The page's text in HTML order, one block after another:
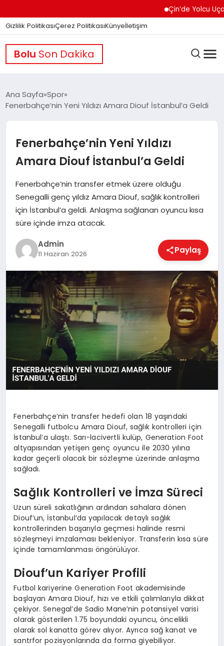
Çin’de Yolcu
Gizlilik PolitikasıÇerez PolitikasıKünyeİletişim
Bolu Son Dakika
GÜNDEM
DÜNYA
EĞITIM
EKONOMI
SAĞLIK
TEKNOLOJI
Ana Sayfa Spor
Fenerbahçe’nin Yeni Yıldızı Amara Diouf İstanbul’a Geldi
Fenerbahçe’nin Yeni Yıldızı
Amara Diouf İstanbul’a Geldi
Fenerbahçe’nin transfer etmek üzere olduğu
Senegalli genç yıldız Amara Diouf, sağlık kontrolleri
için İstanbul’a geldi. Anlaşma sağlanan oyuncu kısa
süre içinde imza atacak.
Admin
11 Haziran 2026 Paylaş
Fenerbahçe’nin transfer hedefi olan 18 yaşındaki
Senegalli futbolcu Amara Diouf, sağlık kontrolleri için
İstanbul’a ulaştı. Sarı-lacivertli kulüp, Generation Foot
altyapısından yetişen genç oyuncu ile 2030 yılına
kadar geçerli olacak bir sözleşme üzerinde anlaşma
sağladı.
Sağlık Kontrolleri ve İmza Süreci
Uzun süreli sakatlığının ardından sahalara dönen
Diouf’un, İstanbul’da yapılacak detaylı sağlık
kontrollerinden başarıyla geçmesi halinde resmi
sözleşmeyi imzalaması bekleniyor. Transferin kısa süre
içinde tamamlanması öngörülüyor.
Diouf’un Kariyer Profili
Futbol kariyerine Generation Foot akademisinde
başlayan Amara Diouf, hızı ve etkili çalımlarıyla dikkat
çekiyor. Senegal’de Sadio Mane’nin potansiyel varisi
olarak gösterilen 1.75 boyundaki oyuncu, öncelikli
olarak sol kanatta görev alıyor. Ayrıca sağ kanat ve
santrfor pozisyonlarında da forma giyebiliyor.